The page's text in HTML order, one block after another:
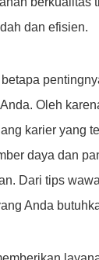
dan efisien.
Oleh
karier yang
daya dan
Dari tips
Anda